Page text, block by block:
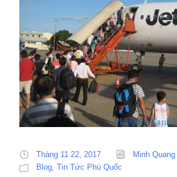
Tháng 11 22, 2017
Minh Quang
Blog Tin Tức Phú Quốc